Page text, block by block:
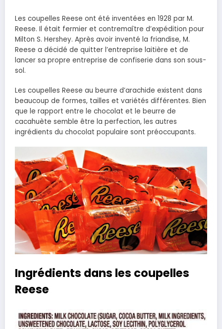
Les coupelles Reese ont été inventées en 1928 par M.
Reese. Il était fermier et contremaître d’expédition pour
Milton S. Hershey. Après avoir inventé la friandise, M.
Reese a décidé de quitter l’entreprise laitière et de
lancer sa propre entreprise de confiserie dans son sous-
sol.
Les coupelles Reese au beurre d’arachide existent dans
beaucoup de formes, tailles et variétés différentes. Bien
que le rapport entre le chocolat et le beurre de
cacahuète semble être la perfection, les autres
ingrédients du chocolat populaire sont préoccupants.
Ingrédients dans les coupelles
Reese